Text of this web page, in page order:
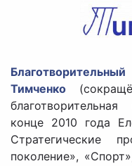
Тимченко
конце 2010 года
Стратегические
поколение»,